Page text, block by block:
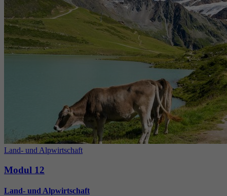
Land- und Alpwirtschaft
Modul 12
Land- und Alpwirtschaft